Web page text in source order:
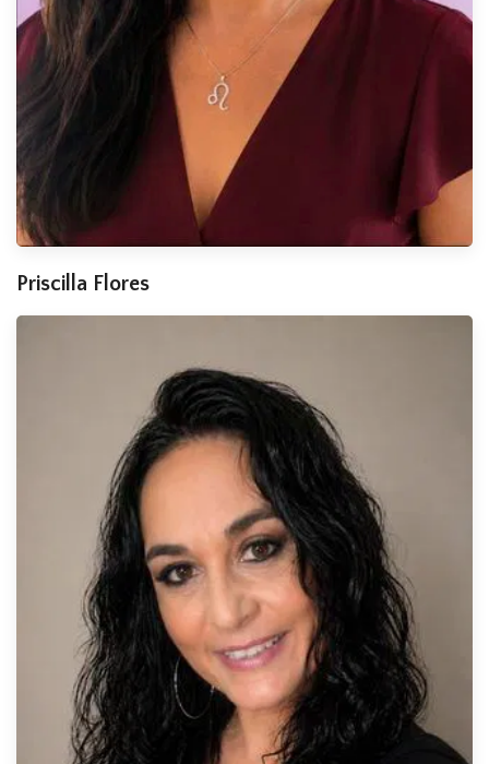
Priscilla Flores